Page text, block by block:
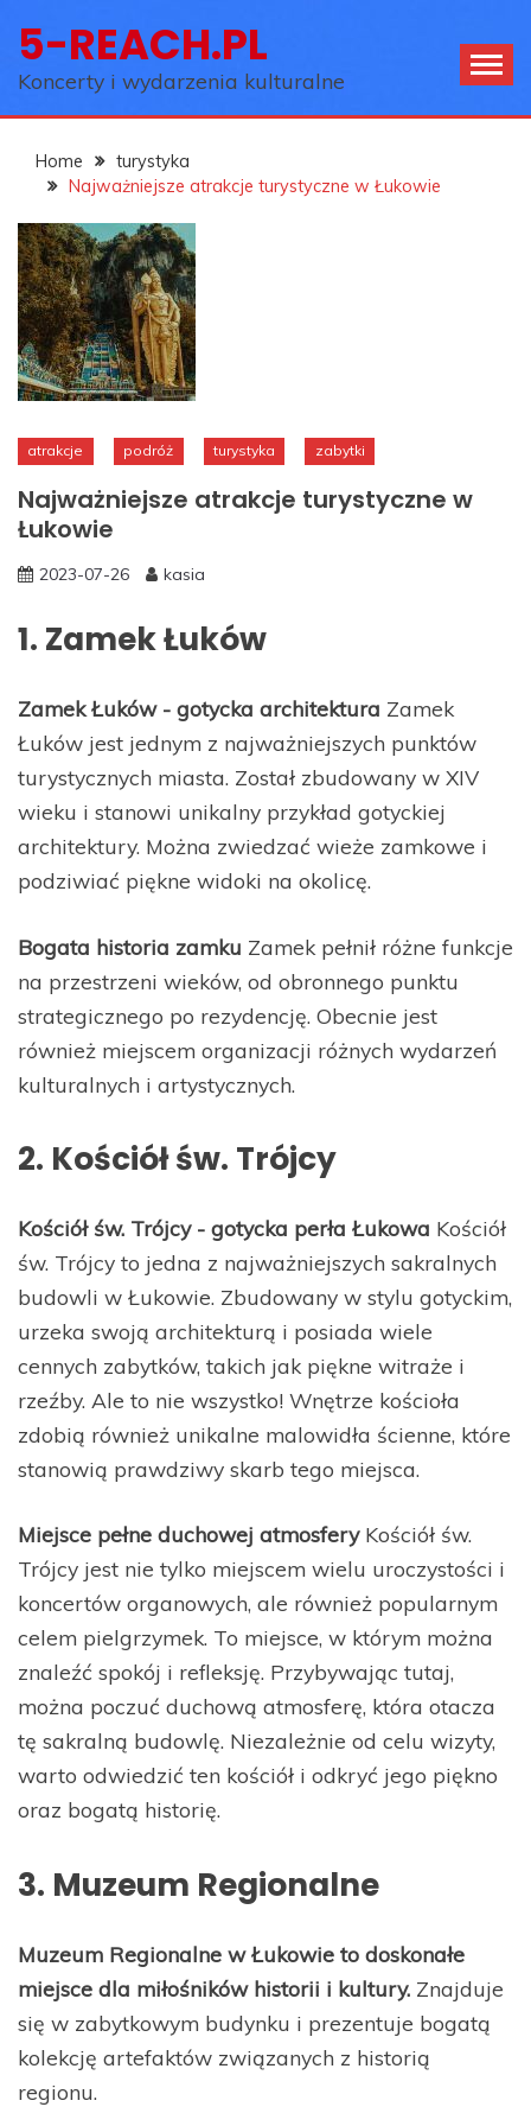
content
5-REACH.PL
Koncerty i wydarzenia kulturalne
Home
turystyka
Najważniejsze atrakcje turystyczne w Łukowie
atrakcje podróż turystyka zabytki
Najważniejsze atrakcje turystyczne w
Łukowie
2023-07-26 kasia
1. Zamek Łuków
Zamek Łuków - gotycka architektura Zamek
Łuków jest jednym z najważniejszych punktów
turystycznych miasta. Został zbudowany w XIV
wieku i stanowi unikalny przykład gotyckiej
architektury. Można zwiedzać wieże zamkowe i
podziwiać piękne widoki na okolicę.
Bogata historia zamku Zamek pełnił różne funkcje
na przestrzeni wieków, od obronnego punktu
strategicznego po rezydencję. Obecnie jest
również miejscem organizacji różnych wydarzeń
kulturalnych i artystycznych.
2. Kościół św. Trójcy
Kościół św. Trójcy - gotycka perła Łukowa Kościół
św. Trójcy to jedna z najważniejszych sakralnych
budowli w Łukowie. Zbudowany w stylu gotyckim,
urzeka swoją architekturą i posiada wiele
cennych zabytków, takich jak piękne witraże i
rzeźby. Ale to nie wszystko! Wnętrze kościoła
zdobią również unikalne malowidła ścienne, które
stanowią prawdziwy skarb tego miejsca.
Miejsce pełne duchowej atmosferyKościół św.
Trójcy jest nie tylko miejscem wielu uroczystości i
koncertów organowych, ale również popularnym
celem pielgrzymek. To miejsce, w którym można
znaleźć spokój i refleksję. Przybywając tutaj,
można poczuć duchową atmosferę, która otacza
tę sakralną budowlę. Niezależnie od celu wizyty,
warto odwiedzić ten kościół i odkryć jego piękno
oraz bogatą historię.
3. Muzeum Regionalne
Muzeum Regionalne w Łukowie to doskonałe
miejsce dla miłośników historii i kultury. Znajduje
się w zabytkowym budynku i prezentuje bogatą
kolekcję artefaktów związanych z historią
regionu.